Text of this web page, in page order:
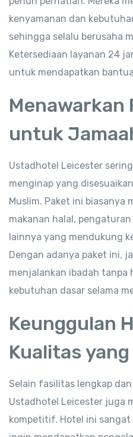
kenyamanan dan
sehingga selalu berusaha
Ketersediaan layanan 24
untuk mendapatkan
Menawarkan
untuk
Ustadhotel Leicester
menginap yang
Muslim. Paket ini biasanya
makanan halal,
lainnya yang mendukung
Dengan adanya paket ini,
menjalankan ibadah
kebutuhan dasar selama
Keunggulan
Kualitas
Selain fasilitas lengkap
Ustadhotel Leicester juga
kompetitif. Hotel ini sangat